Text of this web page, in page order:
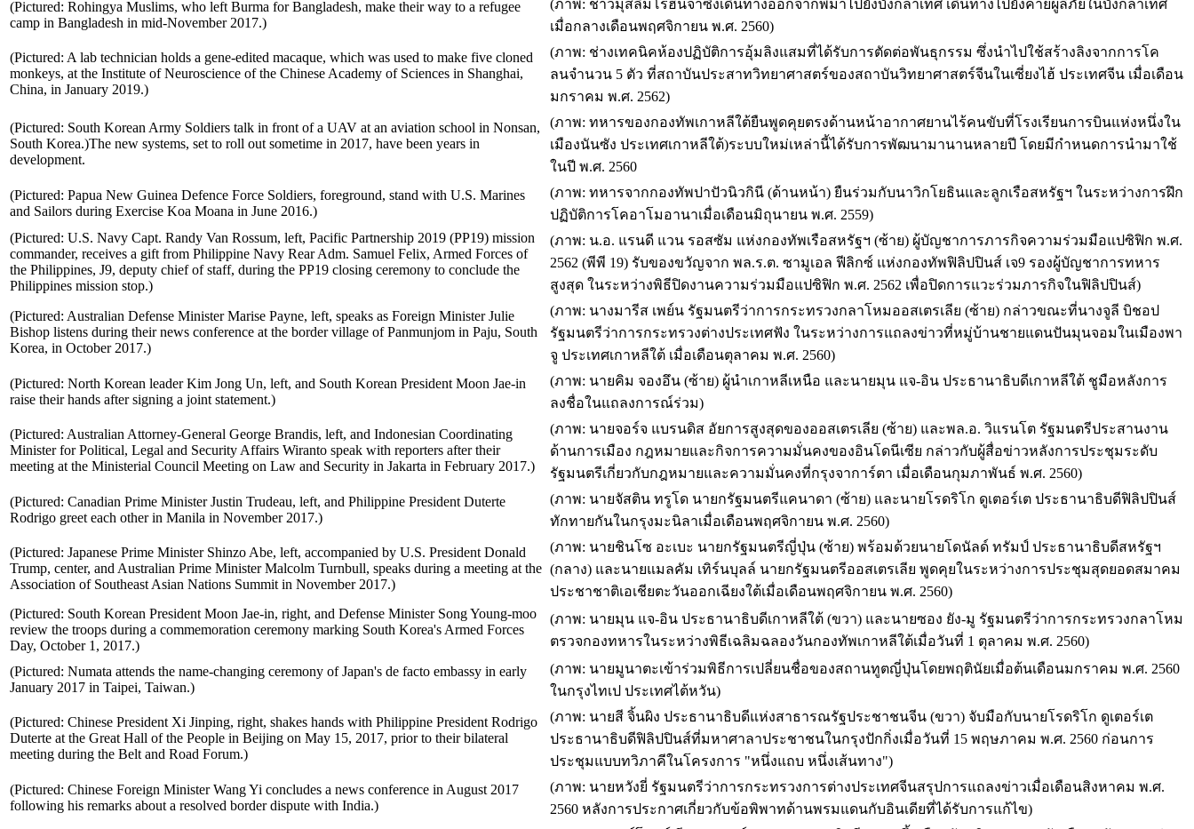
(Pictured: Rohingya Muslims, who left Burma for Bangladesh, make their way to a refugee
camp in Bangladesh in mid-November 2017.)
(ภาพ: ชาวมุสลิมโรฮีนจาซึ่งเดินทางออกจากพม่าไปยังบังกลาเทศ เดินทางไปยังค่ายผู้ลี้ภัยในบังกลาเทศ
เมื่อกลางเดือนพฤศจิกายน พ.ศ. 2560)
(Pictured: A lab technician holds a gene-edited macaque, which was used to make five cloned
monkeys, at the Institute of Neuroscience of the Chinese Academy of Sciences in Shanghai,
China, in January 2019.)
(ภาพ: ช่างเทคนิคห้องปฏิบัติการอุ้มลิงแสมที่ได้รับการตัดต่อพันธุกรรม ซึ่งนําไปใช้สร้างลิงจากการโค
ลนจํานวน 5 ตัว ที่สถาบันประสาทวิทยาศาสตร์ของสถาบันวิทยาศาสตร์จีนในเซี่ยงไฮ้ ประเทศจีน เมื่อเดือน
มกราคม พ.ศ. 2562)
(Pictured: South Korean Army Soldiers talk in front of a UAV at an aviation school in Nonsan,
South Korea.)The new systems, set to roll out sometime in 2017, have been years in
development.
(ภาพ: ทหารของกองทัพเกาหลีใต้ยืนพูดคุยตรงด้านหน้าอากาศยานไร้คนขับที่โรงเรียนการบินแห่งหนึ่งใน
เมืองนันซัง ประเทศเกาหลีใต้)ระบบใหม่เหล่านี้ได้รับการพัฒนามานานหลายปี โดยมีกําหนดการนํามาใช้
ในปี พ.ศ. 2560
(Pictured: Papua New Guinea Defence Force Soldiers, foreground, stand with U.S. Marines
and Sailors during Exercise Koa Moana in June 2016.)
(ภาพ: ทหารจากกองทัพปาปัวนิวกินี (ด้านหน้า) ยืนร่วมกับนาวิกโยธินและลูกเรือสหรัฐฯ ในระหว่างการฝึก
ปฏิบัติการโคอาโมอานาเมื่อเดือนมิถุนายน พ.ศ. 2559)
(Pictured: U.S. Navy Capt. Randy Van Rossum, left, Pacific Partnership 2019 (PP19) mission
commander, receives a gift from Philippine Navy Rear Adm. Samuel Felix, Armed Forces of
the Philippines, J9, deputy chief of staff, during the PP19 closing ceremony to conclude the
Philippines mission stop.)
(ภาพ: น.อ. แรนดี แวน รอสซัม แห่งกองทัพเรือสหรัฐฯ (ซ้าย) ผู้บัญชาการภารกิจความร่วมมือแปซิฟิก พ.ศ.
2562 (พีพี 19) รับของขวัญจาก พล.ร.ต. ซามูเอล ฟีลิกซ์ แห่งกองทัพฟิลิปปินส์ เจ9 รองผู้บัญชาการทหาร
สูงสุด ในระหว่างพิธีปิดงานความร่วมมือแปซิฟิก พ.ศ. 2562 เพื่อปิดการแวะร่วมภารกิจในฟิลิปปินส์)
(Pictured: Australian Defense Minister Marise Payne, left, speaks as Foreign Minister Julie
Bishop listens during their news conference at the border village of Panmunjom in Paju, South
Korea, in October 2017.)
(ภาพ: นางมารีส เพย์น รัฐมนตรีว่าการกระทรวงกลาโหมออสเตรเลีย (ซ้าย) กล่าวขณะที่นางจูลี บิชอป
รัฐมนตรีว่าการกระทรวงต่างประเทศฟัง ในระหว่างการแถลงข่าวที่หมู่บ้านชายแดนปันมุนจอมในเมืองพา
จู ประเทศเกาหลีใต้ เมื่อเดือนตุลาคม พ.ศ. 2560)
(Pictured: North Korean leader Kim Jong Un, left, and South Korean President Moon Jae-in
raise their hands after signing a joint statement.)
(ภาพ: นายคิม จองอึน (ซ้าย) ผู้นําเกาหลีเหนือ และนายมุน แจ-อิน ประธานาธิบดีเกาหลีใต้ ชูมือหลังการ
ลงชื่อในแถลงการณ์ร่วม)
(Pictured: Australian Attorney-General George Brandis, left, and Indonesian Coordinating
Minister for Political, Legal and Security Affairs Wiranto speak with reporters after their
meeting at the Ministerial Council Meeting on Law and Security in Jakarta in February 2017.)
(ภาพ: นายจอร์จ แบรนดิส อัยการสูงสุดของออสเตรเลีย (ซ้าย) และพล.อ. วิแรนโต รัฐมนตรีประสานงาน
ด้านการเมือง กฎหมายและกิจการความมั่นคงของอินโดนีเซีย กล่าวกับผู้สื่อข่าวหลังการประชุมระดับ
รัฐมนตรีเกี่ยวกับกฎหมายและความมั่นคงที่กรุงจาการ์ตา เมื่อเดือนกุมภาพันธ์ พ.ศ. 2560)
(Pictured: Canadian Prime Minister Justin Trudeau, left, and Philippine President Duterte
Rodrigo greet each other in Manila in November 2017.)
(ภาพ: นายจัสติน ทรูโด นายกรัฐมนตรีแคนาดา (ซ้าย) และนายโรดริโก ดูเตอร์เต ประธานาธิบดีฟิลิปปินส์
ทักทายกันในกรุงมะนิลาเมื่อเดือนพฤศจิกายน พ.ศ. 2560)
(Pictured: Japanese Prime Minister Shinzo Abe, left, accompanied by U.S. President Donald
Trump, center, and Australian Prime Minister Malcolm Turnbull, speaks during a meeting at the
Association of Southeast Asian Nations Summit in November 2017.)
(ภาพ: นายชินโซ อะเบะ นายกรัฐมนตรีญี่ปุ่น (ซ้าย) พร้อมด้วยนายโดนัลด์ ทรัมป์ ประธานาธิบดีสหรัฐฯ
(กลาง) และนายแมลคัม เทิร์นบุลล์ นายกรัฐมนตรีออสเตรเลีย พูดคุยในระหว่างการประชุมสุดยอดสมาคม
ประชาชาติเอเชียตะวันออกเฉียงใต้เมื่อเดือนพฤศจิกายน พ.ศ. 2560)
(Pictured: South Korean President Moon Jae-in, right, and Defense Minister Song Young-moo
review the troops during a commemoration ceremony marking South Korea's Armed Forces
Day, October 1, 2017.)
(ภาพ: นายมุน แจ-อิน ประธานาธิบดีเกาหลีใต้ (ขวา) และนายซอง ยัง-มู รัฐมนตรีว่าการกระทรวงกลาโหม
ตรวจกองทหารในระหว่างพิธีเฉลิมฉลองวันกองทัพเกาหลีใต้เมื่อวันที่ 1 ตุลาคม พ.ศ. 2560)
(Pictured: Numata attends the name-changing ceremony of Japan's de facto embassy in early
January 2017 in Taipei, Taiwan.)
(ภาพ: นายมูนาตะเข้าร่วมพิธีการเปลี่ยนชื่อของสถานทูตญี่ปุ่นโดยพฤตินัยเมื่อต้นเดือนมกราคม พ.ศ. 2560
ในกรุงไทเป ประเทศไต้หวัน)
(Pictured: Chinese President Xi Jinping, right, shakes hands with Philippine President Rodrigo
Duterte at the Great Hall of the People in Beijing on May 15, 2017, prior to their bilateral
meeting during the Belt and Road Forum.)
(ภาพ: นายสี จิ้นผิง ประธานาธิบดีแห่งสาธารณรัฐประชาชนจีน (ขวา) จับมือกับนายโรดริโก ดูเตอร์เต
ประธานาธิบดีฟิลิปปินส์ที่มหาศาลาประชาชนในกรุงปักกิ่งเมื่อวันที่ 15 พฤษภาคม พ.ศ. 2560 ก่อนการ
ประชุมแบบทวิภาคีในโครงการ "หนึ่งแถบ หนึ่งเส้นทาง")
(Pictured: Chinese Foreign Minister Wang Yi concludes a news conference in August 2017
following his remarks about a resolved border dispute with India.)
(ภาพ: นายหวังยี่ รัฐมนตรีว่าการกระทรวงการต่างประเทศจีนสรุปการแถลงข่าวเมื่อเดือนสิงหาคม พ.ศ.
2560 หลังการประกาศเกี่ยวกับข้อพิพาทด้านพรมแดนกับอินเดียที่ได้รับการแก้ไข)